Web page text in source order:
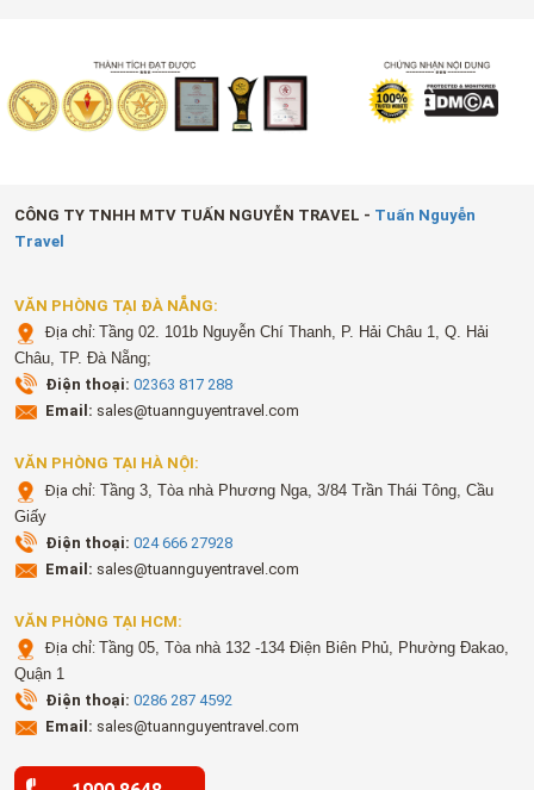
CÔNG TY TNHH MTV TUẤN NGUYỄN TRAVEL - Tuấn Nguyễn
Travel
VĂN PHÒNG TẠI ĐÀ NẴNG:
Địa chỉ:Tầng 02. 101b Nguyễn Chí Thanh, P. Hải Châu 1, Q. Hải
Châu, TP. Đà Nẵng;
Điện thoại: 02363 817 288
Email: sales@tuannguyentravel.com
VĂN PHÒNG TẠI HÀ NỘI:
Địa chỉ: Tầng 3, Tòa nhà Phương Nga, 3/84 Trần Thái Tông, Cầu
Giấy
Điện thoại: 024 666 27928
Email: sales@tuannguyentravel.com
VĂN PHÒNG TẠI HCM:
Địa chỉ:Tầng 05, Tòa nhà 132 -134 Điện Biên Phủ, Phường Đakao,
Quận 1
Điện thoại: 0286 287 4592
Email: sales@tuannguyentravel.com